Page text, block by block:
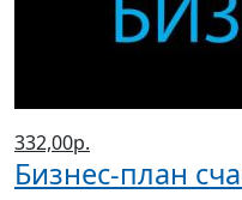
332,00р.
Бизнес-план